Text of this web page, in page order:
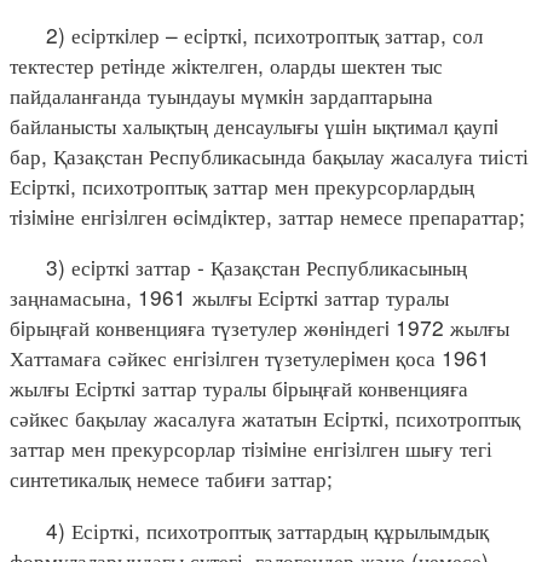
2) есiрткiлер – есiрткi, психотроптық заттар, сол
тектестер ретiнде жiктелген, оларды шектен тыс
пайдаланғанда туындауы мүмкiн зардаптарына
байланысты халықтың денсаулығы үшiн ықтимал қаупi
бар, Қазақстан Республикасында бақылау жасалуға тиісті
Есiрткi, психотроптық заттар мен прекурсорлардың
тiзiмiне енгiзiлген өсiмдiктер, заттар немесе препараттар;
3) есiрткi заттар - Қазақстан Республикасының
заңнамасына, 1961 жылғы Есiрткi заттар туралы
бiрыңғай конвенцияға түзетулер жөнiндегi 1972 жылғы
Хаттамаға сәйкес енгiзiлген түзетулерiмен қоса 1961
жылғы Есiрткi заттар туралы бiрыңғай конвенцияға
сәйкес бақылау жасалуға жататын Есiрткi, психотроптық
заттар мен прекурсорлар тiзiмiне енгiзiлген шығу тегі
синтетикалық немесе табиғи заттар;
4) Есірткі, психотроптық заттардың құрылымдық